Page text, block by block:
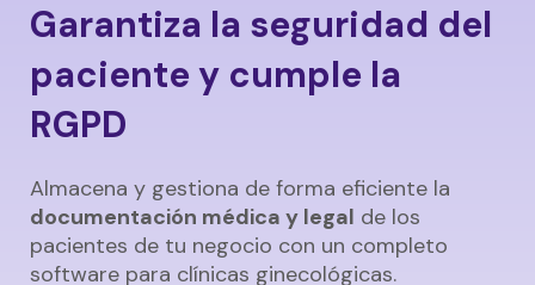
Garantiza la seguridad del
paciente y cumple la
RGPD
Almacena y gestiona de forma eficiente la
documentación médica y legal de los
pacientes de tu negocio con un completo
software para clínicas ginecológicas.